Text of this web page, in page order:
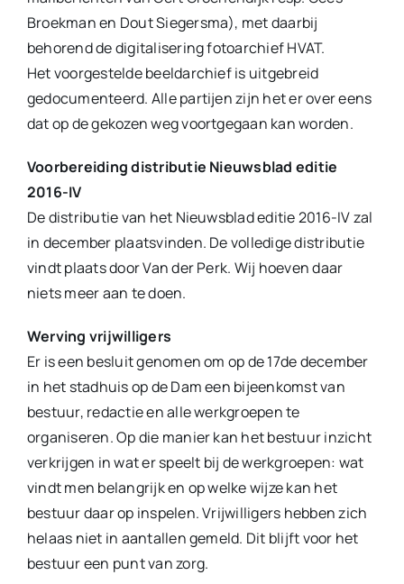
Broekman en Dout Siegersma), met daarbij
behorend de digitalisering fotoarchief HVAT.
Het voorgestelde beeldarchief is uitgebreid
gedocumenteerd. Alle partijen zijn het er over eens
dat op de gekozen weg voortgegaan kan worden.
Voorbereiding distributie Nieuwsblad editie
2016-IV
De distributie van het Nieuwsblad editie 2016-IV zal
in december plaatsvinden. De volledige distributie
vindt plaats door Van der Perk. Wij hoeven daar
niets meer aan te doen.
Werving vrijwilligers
Er is een besluit genomen om op de 17de december
in het stadhuis op de Dam een bijeenkomst van
bestuur, redactie en alle werkgroepen te
organiseren. Op die manier kan het bestuur inzicht
verkrijgen in wat er speelt bij de werkgroepen: wat
vindt men belangrijk en op welke wijze kan het
bestuur daar op inspelen. Vrijwilligers hebben zich
helaas niet in aantallen gemeld. Dit blijft voor het
bestuur een punt van zorg.